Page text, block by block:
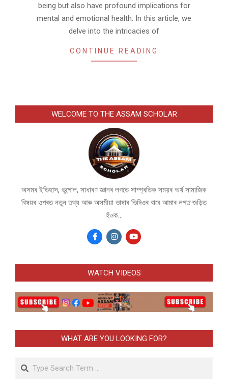
being but also have profound implications for
mental and emotional health. In this article, we
delve into the intricacies of
CONTINUE READING
WELCOME TO THE ASSAM SCHOLAR
অসমৰ ইতিহাস, ভুগোল, সাধাৰণ জ্ঞানৰ লগতে সাম্প্ৰতিক সময়ৰ অৰ্থ সামাজিক
বিষয়ৰ ওপৰত নতুন তথ্য আৰু অসমীয়া ভাষাৰ ভিদিওৰ বাবে আমাৰ লগত জড়িত
হঁওক...
WATCH VIDEOS
WHAT ARE YOU LOOKING FOR?
Search